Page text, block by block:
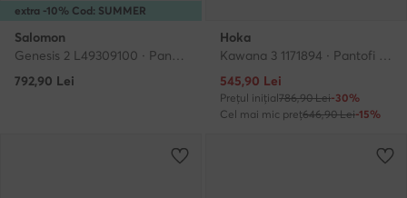
extra -10% Cod: SUMMER
Salomon
792,90 Lei
Hoka
Prețul actual
545,90 Lei
Prețul inițial786,90 Lei-30%
Cel mai mic preț646,90 Lei-15%